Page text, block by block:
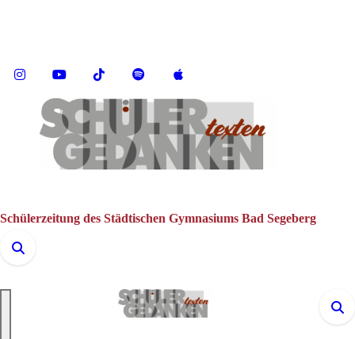
Schülerzeitung des Städtischen Gymnasiums Bad Segeberg